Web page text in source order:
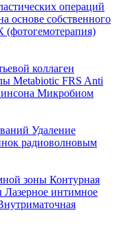
операций
основе собственного
коллаген
Metabiotic FRS Anti
Микробиом
Удаление
радиоволновым
зоны Контурная
Лазерное интимное